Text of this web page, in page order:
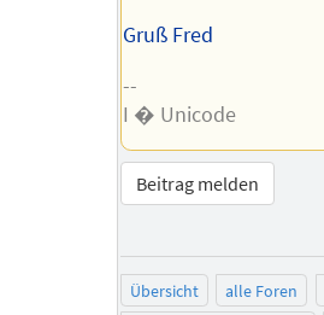
Gruß Fred
--
I � Unicode
Beitrag melden
Übersicht alle Foren